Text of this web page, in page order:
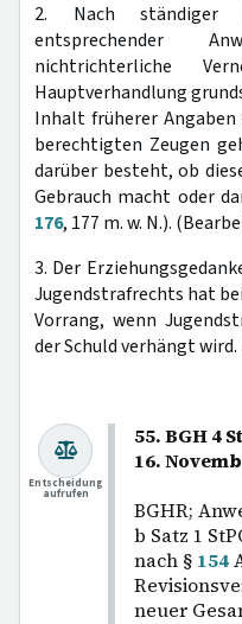
2. Nach ständiger
entsprechender
nichtrichterliche
Hauptverhandlung
Inhalt früherer Angaben
berechtigten Zeugen
darüber besteht, ob
Gebrauch macht oder
176, 177 m. w. N.).
3. Der
Jugendstrafrechts hat
Vorrang, wenn
der Schuld verhängt
55. BGH 4
16.
BGHR;
b Satz 1
nach § 154
neuer
Entscheidung
aufrufen